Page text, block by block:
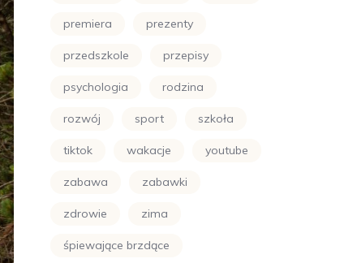
premiera prezenty
przedszkole przepisy
psychologia rodzina
rozwój sport szkoła
tiktok wakacje youtube
zabawa zabawki
zdrowie zima
śpiewające brzdące